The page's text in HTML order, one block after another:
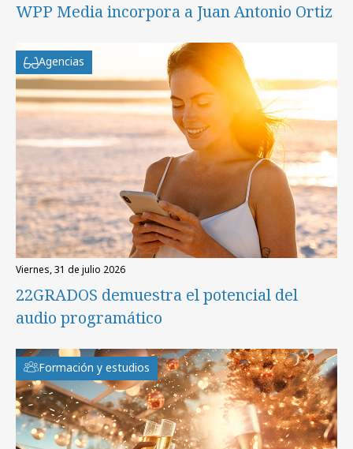
WPP Media incorpora a Juan Antonio Ortiz
Agencias
viernes, 31 de julio 2026
22GRADOS demuestra el potencial del
audio programático
Formación y estudios